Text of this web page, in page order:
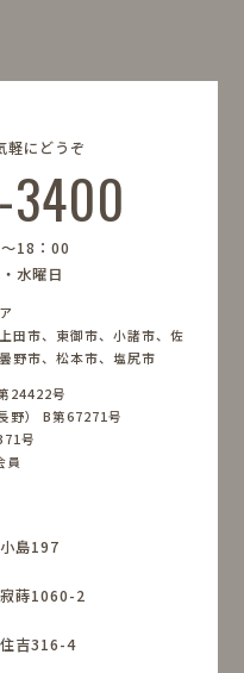
軽にどうぞ
3400
〜18：00
水曜日
田市、東御市、小諸市、佐
野市、松本市、塩尻市
24422号
野） B第67271号
号
員
島197
蒔1060-2
吉316-4